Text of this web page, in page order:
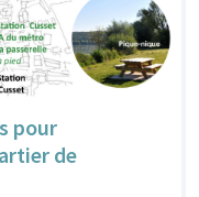
pour
de